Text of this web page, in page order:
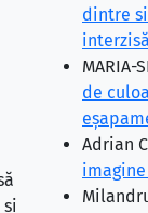
dintre
MARIA-
de
Adrian